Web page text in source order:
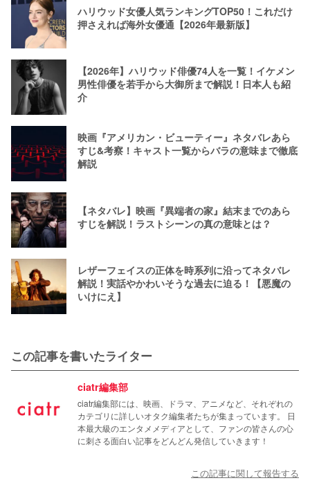
ハリウッド女優人気ランキングTOP50！これだけ
押さえれば海外女優通【2026年最新版】
【2026年】ハリウッド俳優74人を一覧！イケメン
男性俳優を若手から大御所まで解説！日本人も紹
介
映画『アメリカン・ビューティー』ネタバレあら
すじ&考察！キャスト一覧からバラの意味まで徹底
解説
【ネタバレ】映画『異端者の家』結末までのあら
すじを解説！ラストシーンの真の意味とは？
レザーフェイスの正体を時系列に沿ってネタバレ
解説！実話やかわいそうな過去に迫る！【悪魔の
いけにえ】
この記事を書いたライター
ciatr編集部
ciatr編集部には、映画、ドラマ、アニメなど、それぞれの
カテゴリに詳しいオタク編集者たちが集まっています。 日
本最大級のエンタメメディアとして、ファンの皆さんの心
に刺さる面白い記事をどんどん発信していきます！
この記事に関して報告する